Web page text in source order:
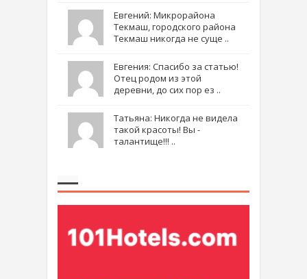
Евгений: Микрорайона
Текмаш, городского района
Текмаш никогда не суще ..
Евгения: Спасибо за статью!
Отец родом из этой
деревни, до сих пор ез ..
Татьяна: Никогда не видела
такой красоты! Вы -
талантище!!! ..